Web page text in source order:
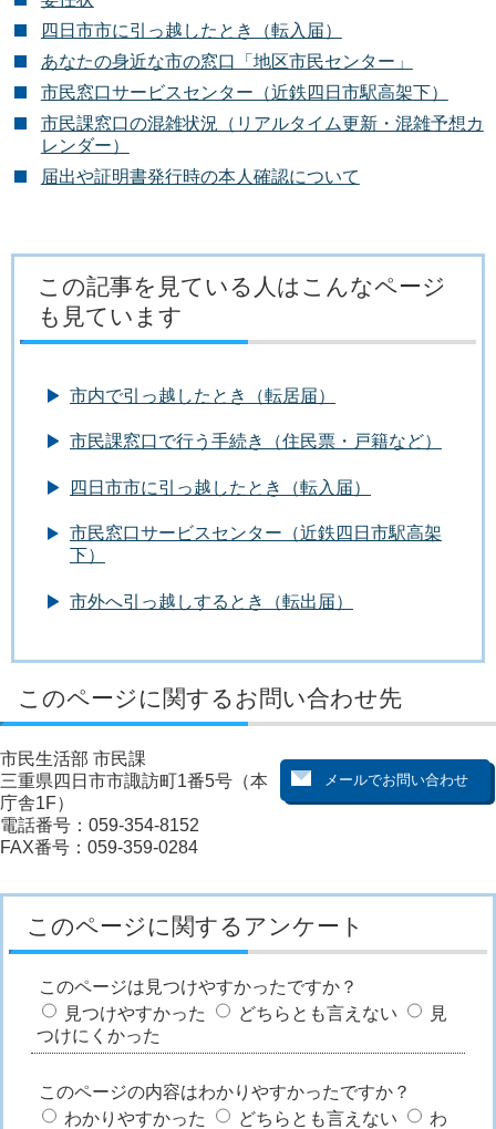
四日市市に引っ越したとき（転入届）
あなたの身近な市の窓口「地区市民センター」
市民窓口サービスセンター（近鉄四日市駅高架下）
市民課窓口の混雑状況（リアルタイム更新・混雑予想カ
レンダー）
届出や証明書発行時の本人確認について
この記事を見ている人はこんなページ
も見ています
市内で引っ越したとき（転居届）
市民課窓口で行う手続き（住民票・戸籍など）
四日市市に引っ越したとき（転入届）
市民窓口サービスセンター（近鉄四日市駅高架
下）
市外へ引っ越しするとき（転出届）
このページに関するお問い合わせ先
市民生活部 市民課
三重県四日市市諏訪町1番5号（本
庁舎1F）
電話番号：059-354-8152
FAX番号：059-359-0284
このページに関するアンケート
このページは見つけやすかったですか？
見つけやすかった
どちらとも言えない
見
つけにくかった
このページの内容はわかりやすかったですか？
わかりやすかった
どちらとも言えない
わ